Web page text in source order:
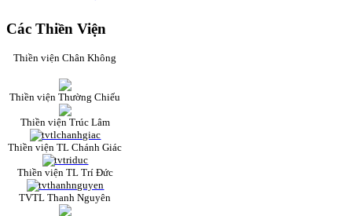
Các Thiền Viện
Thiền viện Chân Không
Thiền viện Thường Chiếu
Thiền viện Trúc Lâm
Thiền viện TL Chánh Giác
Thiền viện TL Trí Đức
TVTL Thanh Nguyên